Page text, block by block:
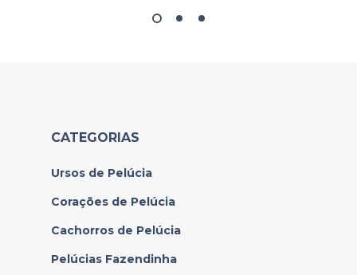
CATEGORIAS
Ursos de Pelúcia
Corações de Pelúcia
Cachorros de Pelúcia
Pelúcias Fazendinha